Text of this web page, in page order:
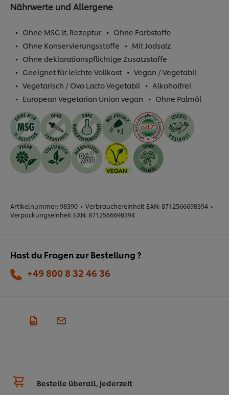
Nährwerte und Allergene
Ohne MSG lt. Rezeptur
Ohne Farbstoffe
Ohne Konservierungsstoffe
Mit Jodsalz
Ohne deklarationspflichtige Zusatzstoffe
Geeignet für leichte Vollkost
Vegan / Vegetabil
Vegetarisch / Ovo Lacto Vegetabil
Alkoholfrei
European Vegetarian Union vegan
Ohne Palmöl
Artikelnummer: 98390 • Verbrauchereinheit EAN: 8712566698394 •
Verpackungseinheit EAN: 8712566698394
Hast du Fragen zur Bestellung ?
+49 800 8 32 46 36
Bestelle überall, jederzeit